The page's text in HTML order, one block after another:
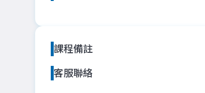
課程備註
客服聯絡